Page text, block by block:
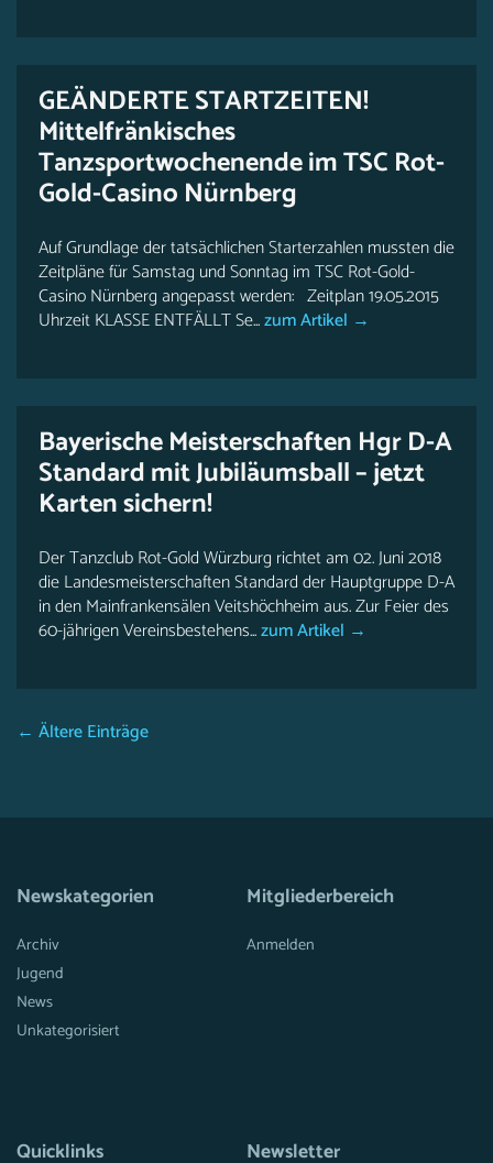
GEÄNDERTE STARTZEITEN!
Mittelfränkisches
Tanzsportwochenende im TSC Rot-
Gold-Casino Nürnberg
Auf Grundlage der tatsächlichen Starterzahlen mussten die
Zeitpläne für Samstag und Sonntag im TSC Rot-Gold-
Casino Nürnberg angepasst werden: Zeitplan 19.05.2015
Uhrzeit KLASSE ENTFÄLLT Se...zum Artikel →
Bayerische Meisterschaften Hgr D-A
Standard mit Jubiläumsball – jetzt
Karten sichern!
Der Tanzclub Rot-Gold Würzburg richtet am 02. Juni 2018
die Landesmeisterschaften Standard der Hauptgruppe D-A
in den Mainfrankensälen Veitshöchheim aus. Zur Feier des
60-jährigen Vereinsbestehens...zum Artikel →
← Ältere Einträge
Newskategorien
Archiv
Jugend
News
Unkategorisiert
Mitgliederbereich
Anmelden
Quicklinks Newsletter